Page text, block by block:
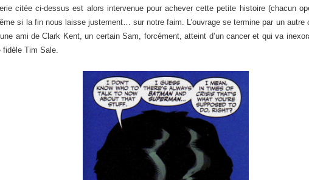
citée ci-dessus est alors intervenue pour achever cette petite histoire (chacun
si la fin nous laisse justement… sur notre faim. L’ouvrage se termine par un autre
ami de Clark Kent, un certain Sam, forcément, atteint d’un cancer et qui va
fidèle Tim Sale.